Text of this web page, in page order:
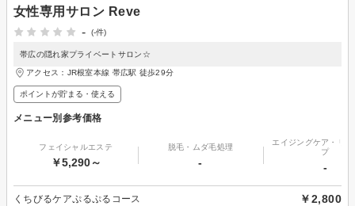
女性専用サロン Reve
-
(-件)
帯広の隠れ家プライベートサロン☆
アクセス：JR根室本線 帯広駅 徒歩29分
ポイントが貯まる・使える
メニュー別参考価格
フェイシャルエステ
￥5,290～
脱毛・ムダ毛処理
-
エイジングケア・リ
プ
-
くちびるケアぷるぷるコース ￥2,800